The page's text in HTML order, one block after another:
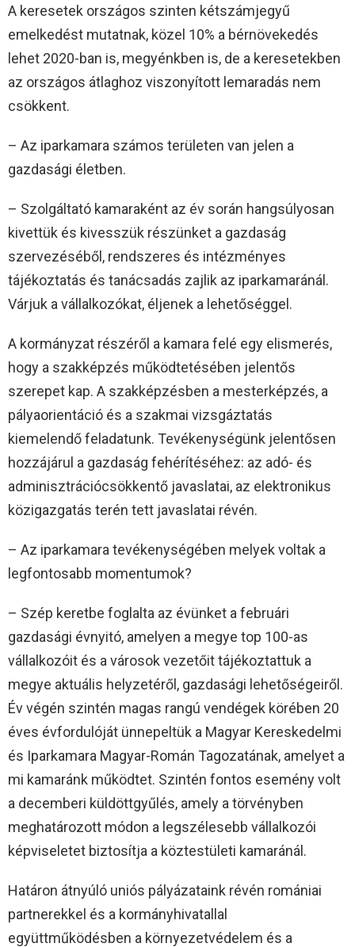
A keresetek országos szinten kétszámjegyű
emelkedést mutatnak, közel 10% a bérnövekedés
lehet 2020-ban is, megyénkben is, de a keresetekben
az országos átlaghoz viszonyított lemaradás nem
csökkent.
– Az iparkamara számos területen van jelen a
gazdasági életben.
– Szolgáltató kamaraként az év során hangsúlyosan
kivettük és kivesszük részünket a gazdaság
szervezéséből, rendszeres és intézményes
tájékoztatás és tanácsadás zajlik az iparkamaránál.
Várjuk a vállalkozókat, éljenek a lehetőséggel.
A kormányzat részéről a kamara felé egy elismerés,
hogy a szakképzés működtetésében jelentős
szerepet kap. A szakképzésben a mesterképzés, a
pályaorientáció és a szakmai vizsgáztatás
kiemelendő feladatunk. Tevékenységünk jelentősen
hozzájárul a gazdaság fehérítéséhez: az adó- és
adminisztrációcsökkentő javaslatai, az elektronikus
közigazgatás terén tett javaslatai révén.
– Az iparkamara tevékenységében melyek voltak a
legfontosabb momentumok?
– Szép keretbe foglalta az évünket a februári
gazdasági évnyitó, amelyen a megye top 100-as
vállalkozóit és a városok vezetőit tájékoztattuk a
megye aktuális helyzetéről, gazdasági lehetőségeiről.
Év végén szintén magas rangú vendégek körében 20
éves évfordulóját ünnepeltük a Magyar Kereskedelmi
és Iparkamara Magyar-Román Tagozatának, amelyet a
mi kamaránk működtet. Szintén fontos esemény volt
a decemberi küldöttgyűlés, amely a törvényben
meghatározott módon a legszélesebb vállalkozói
képviseletet biztosítja a köztestületi kamaránál.
Határon átnyúló uniós pályázataink révén romániai
partnerekkel és a kormányhivatallal
együttműködésben a környezetvédelem és a